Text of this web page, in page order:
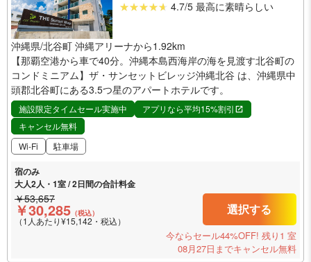
4.7/5 最高に素晴らしい
沖縄県/北谷町 沖縄アリーナから1.92km
【那覇空港から車で40分。沖縄本島西海岸の海を見渡す北谷町の
コンドミニアム】ザ・サンセットビレッジ沖縄北谷 は、沖縄県中
頭郡北谷町にある3.5つ星のアパートホテルです。
施設限定タイムセール実施中
アプリなら平均15%割引
キャンセル無料
Wi-Fi
駐車場
宿のみ
大人2人・1室 / 2日間の合計料金
￥53,657
￥30,285 （税込）
（1人あたり¥15,142・税込）
選択する
今ならセール44%OFF! 残り1 室
08月27日までキャンセル無料